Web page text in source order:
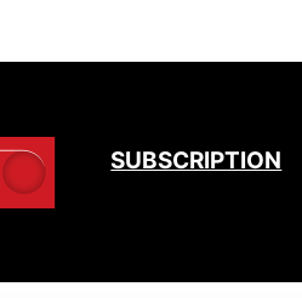
SUBSCRIPTION